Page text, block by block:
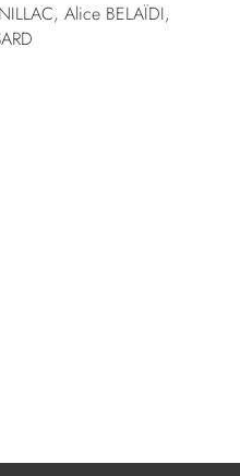
Alice BELAÏDI,